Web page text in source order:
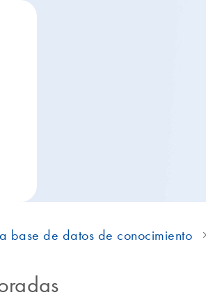
base de datos de conocimiento